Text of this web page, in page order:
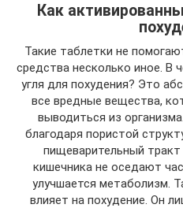
Как
Такие таблетки не
средства несколько иное. В
угля для похудения? Это
все вредные вещества,
выводиться из
благодаря пористой
пищеварительный
кишечника не оседают
улучшается метаболизм.
влияет на похудение. Он